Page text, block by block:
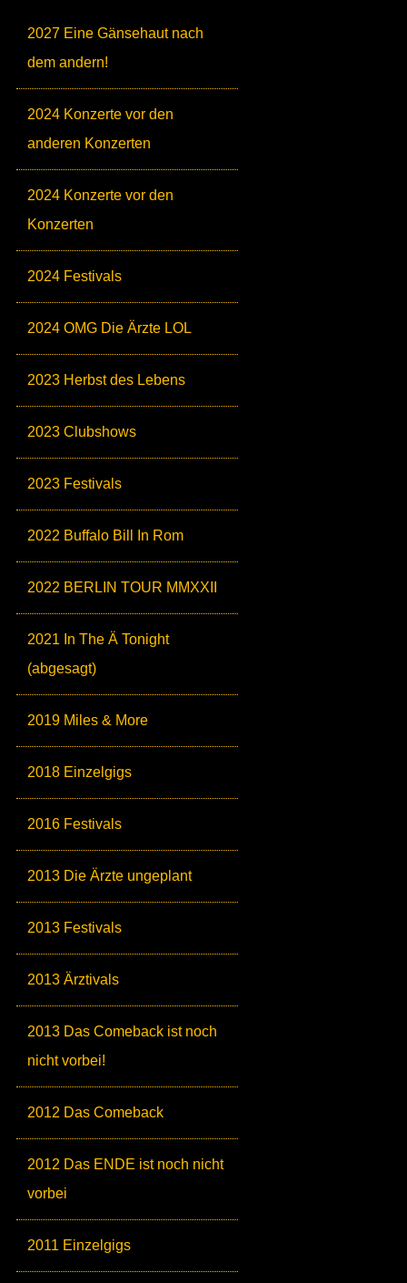
2027 Eine Gänsehaut nach
dem andern!
2024 Konzerte vor den
anderen Konzerten
2024 Konzerte vor den
Konzerten
2024 Festivals
2024 OMG Die Ärzte LOL
2023 Herbst des Lebens
2023 Clubshows
2023 Festivals
2022 Buffalo Bill In Rom
2022 BERLIN TOUR MMXXII
2021 In The Ä Tonight
(abgesagt)
2019 Miles & More
2018 Einzelgigs
2016 Festivals
2013 Die Ärzte ungeplant
2013 Festivals
2013 Ärztivals
2013 Das Comeback ist noch
nicht vorbei!
2012 Das Comeback
2012 Das ENDE ist noch nicht
vorbei
2011 Einzelgigs